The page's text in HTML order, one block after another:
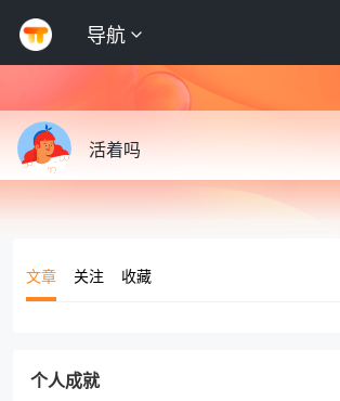
导航
活着吗
文章 关注 收藏
个人成就